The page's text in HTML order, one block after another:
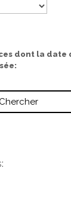
dont la date